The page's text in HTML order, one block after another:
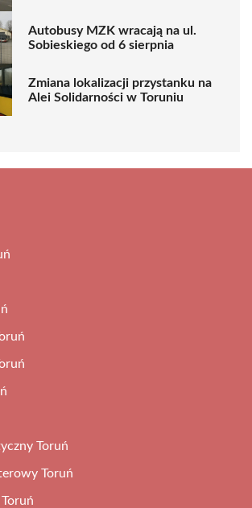
Autobusy MZK wracają na ul.
Sobieskiego od 6 sierpnia
Zmiana lokalizacji przystanku na
Alei Solidarności w Toruniu
Toruń
Toruń